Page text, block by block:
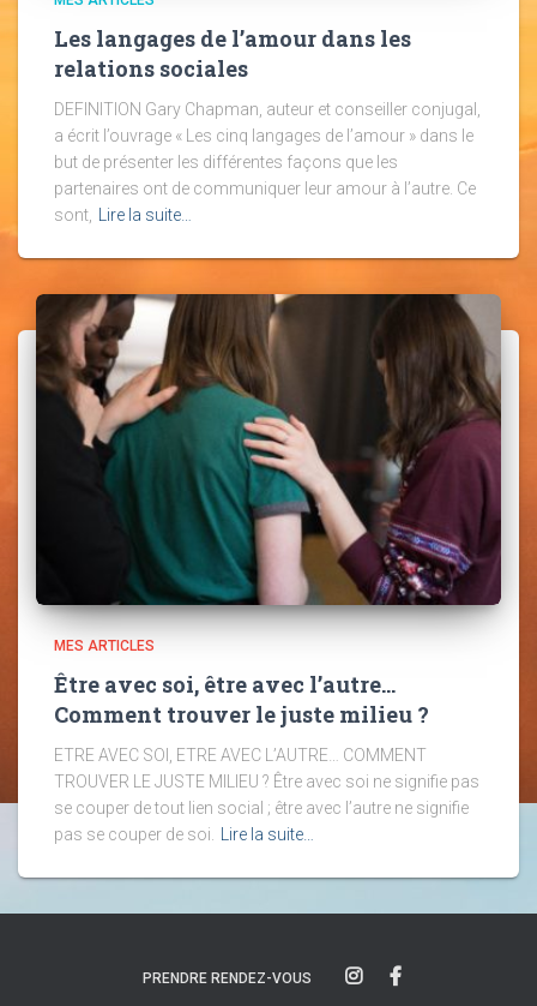
Les langages de l’amour dans les
relations sociales
DEFINITION Gary Chapman, auteur et conseiller conjugal,
a écrit l’ouvrage « Les cinq langages de l’amour » dans le
but de présenter les différentes façons que les
partenaires ont de communiquer leur amour à l’autre. Ce
sont, Lire la suite…
MES ARTICLES
Être avec soi, être avec l’autre…
Comment trouver le juste milieu ?
ETRE AVEC SOI, ETRE AVEC L’AUTRE… COMMENT
TROUVER LE JUSTE MILIEU ? Être avec soi ne signifie pas
se couper de tout lien social ; être avec l’autre ne signifie
pas se couper de soi.
Lire la suite…
PRENDRE RENDEZ-VOUS